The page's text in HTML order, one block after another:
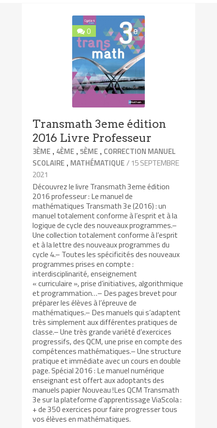
0
Transmath 3eme édition
2016 Livre Professeur
3ÈME , 4ÈME ,5ÈME , CORRECTION MANUEL
SCOLAIRE , MATHÉMATIQUE/ 15 SEPTEMBRE
2021
Découvrez le livre Transmath 3eme édition
2016 professeur : Le manuel de
mathématiques Transmath 3e (2016) : un
manuel totalement conforme à l’esprit et à la
logique de cycle des nouveaux programmes.–
Une collection totalement conforme à l’esprit
et à la lettre des nouveaux programmes du
cycle 4.– Toutes les spécificités des nouveaux
programmes prises en compte :
interdisciplinarité, enseignement
« curriculaire », prise d’initiatives, algorithmique
et programmation…– Des pages brevet pour
préparer les élèves à l’épreuve de
mathématiques.– Des manuels qui s’adaptent
très simplement aux différentes pratiques de
classe.– Une très grande variété d’exercices
progressifs, des QCM, une prise en compte des
compétences mathématiques.– Une structure
pratique et immédiate avec un cours en double
page. Spécial 2016 : Le manuel numérique
enseignant est offert aux adoptants des
manuels papier Nouveau !Les QCM Transmath
3e sur la plateforme d’apprentissage ViaScola :
+ de 350 exercices pour faire progresser tous
vos élèves en mathématiques.